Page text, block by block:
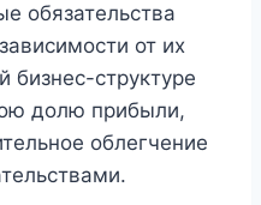
обязательства
от их
бизнес-структуре
долю прибыли,
облегчение